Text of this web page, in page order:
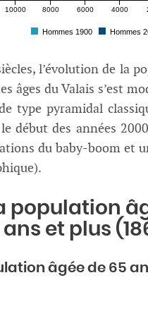
10000 8000 6000 4000
Hommes 1900 Hommes
l’évolution de la
âges du Valais s’est
type pyramidal
début des années
du baby-boom et
population
et plus
âgée de 65